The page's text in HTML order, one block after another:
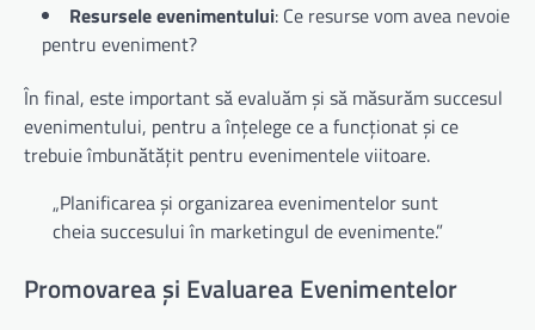
Resursele evenimentului: Ce resurse vom avea nevoie
pentru eveniment?
În final, este important să evaluăm și să măsurăm succesul
evenimentului, pentru a înțelege ce a funcționat și ce
trebuie îmbunătățit pentru evenimentele viitoare.
„Planificarea și organizarea evenimentelor sunt
cheia succesului în marketingul de evenimente.”
Promovarea și Evaluarea Evenimentelor